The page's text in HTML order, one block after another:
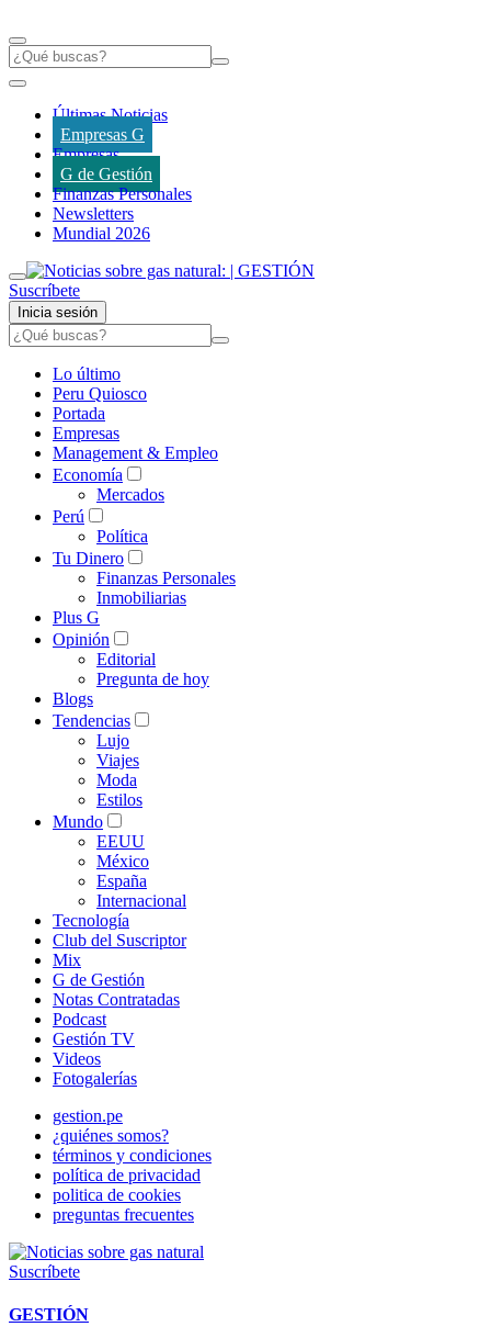
Últimas Noticias
Empresas G
Empresas
G de Gestión
Finanzas Personales
Newsletters
Mundial 2026
Suscríbete
Inicia sesión
Lo último
Peru Quiosco
Portada
Empresas
Management & Empleo
Economía
Mercados
Perú
Política
Tu Dinero
Finanzas Personales
Inmobiliarias
Plus G
Opinión
Editorial
Pregunta de hoy
Blogs
Tendencias
Lujo
Viajes
Moda
Estilos
Mundo
EEUU
México
España
Internacional
Tecnología
Club del Suscriptor
Mix
G de Gestión
Notas Contratadas
Podcast
Gestión TV
Videos
Fotogalerías
gestion.pe
¿quiénes somos?
términos y condiciones
política de privacidad
politica de cookies
preguntas frecuentes
Suscríbete
GESTIÓN